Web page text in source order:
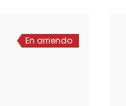
En arriendo